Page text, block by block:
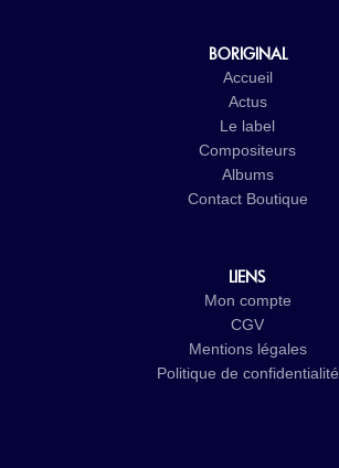
BORIGINAL
Accueil
Actus
Le label
Compositeurs
Albums
Contact Boutique
LIENS
Mon compte
CGV
Mentions légales
Politique de confidentialité